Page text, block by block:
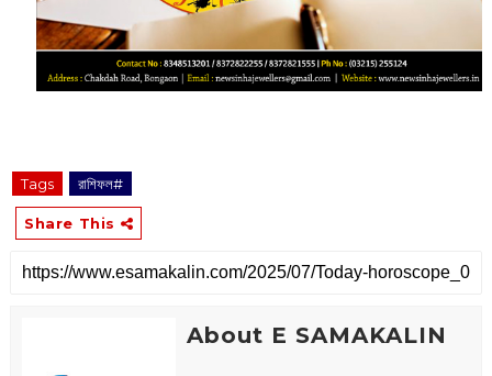
Tags রাশিফল#
Share This
About E SAMAKALIN